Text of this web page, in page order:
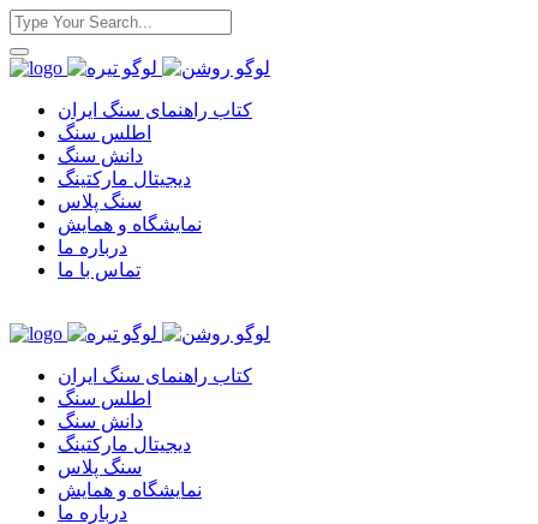
کتاب راهنمای سنگ ایران
اطلس سنگ
دانش سنگ
دیجیتال مارکتینگ
سنگ پلاس
نمایشگاه و همایش
درباره ما
تماس با ما
کتاب راهنمای سنگ ایران
اطلس سنگ
دانش سنگ
دیجیتال مارکتینگ
سنگ پلاس
نمایشگاه و همایش
درباره ما